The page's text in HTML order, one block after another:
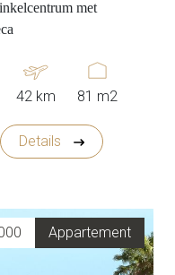
met
42 km 81 m2
Details
Appartement